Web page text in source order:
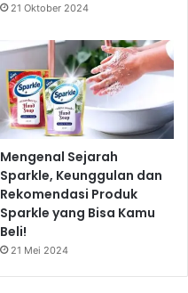
21 Oktober 2024
Mengenal Sejarah
Sparkle, Keunggulan dan
Rekomendasi Produk
Sparkle yang Bisa Kamu
Beli!
21 Mei 2024